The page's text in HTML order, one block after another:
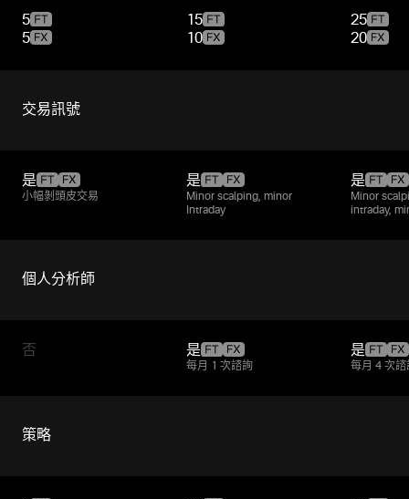
5
5
15
10
25
20
交易訊號
是
小幅剝頭皮交易
是
Minor scalping, minor
Intraday
是
Minor
intraday,
個人分析師
否 是
每月 1 次諮詢
是
每月 4 次諮
策略